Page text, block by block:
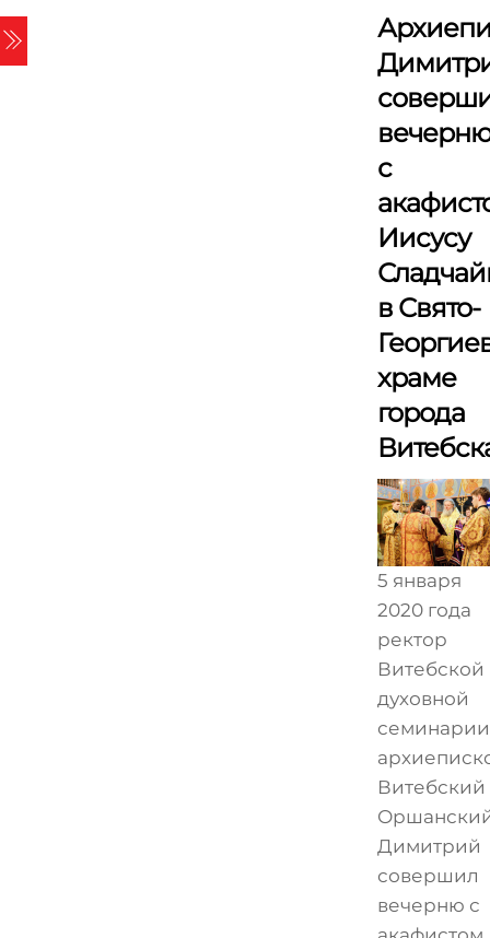
Skip
to
content
с
Иисусу
в Свято-
храме
города
5 января
2020 года
ректор
Витебской
духовной
семинарии
Витебский
Димитрий
совершил
вечерню с